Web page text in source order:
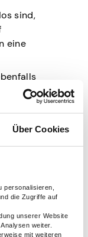
Über Cookies
personalisieren,
die Zugriffe auf
unserer Website
weiter.
mit weiteren
sind,
eine
sie bei
Cash
für
für